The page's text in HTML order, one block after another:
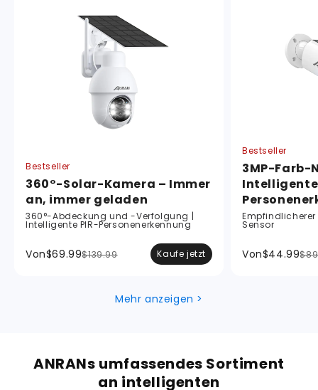
Bestseller
360°-Solar-Kamera – Immer
an, immer geladen
360°-Abdeckung und -Verfolgung |
Intelligente PIR-Personenerkennung
Von$69.99$139.99 Kaufe jetzt
Bestseller
3MP-
Intelligente
Sensor
Von$44.99
Mehr anzeigen >
ANRANs umfassendes Sortiment
an intelligenten